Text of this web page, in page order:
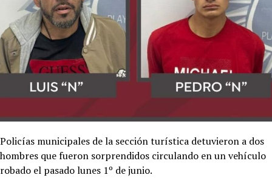
Policías municipales de la sección turística detuvieron a dos
hombres que fueron sorprendidos circulando en un vehículo
robado el pasado lunes 1º de junio.